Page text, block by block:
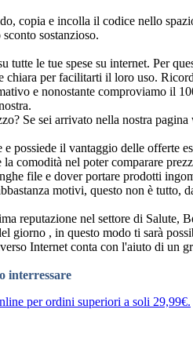
copia e incolla il codice nello
sostanzioso.
le tue spese su internet. Per
per facilitarti il loro uso.
e nonostante comproviamo il
Se sei arrivato nella nostra
possiede il vantaggio delle
comodità nel poter comparare
file e dover portare prodotti
motivi, questo non è
reputazione nel settore di
giorno , in questo modo ti sarà
Internet conta con l'aiuto di
interressare
per ordini superiori a soli 29,99€.